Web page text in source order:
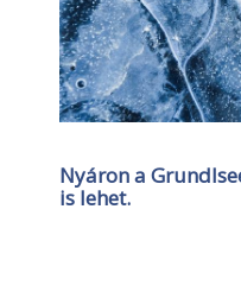
Nyáron a
is lehet.